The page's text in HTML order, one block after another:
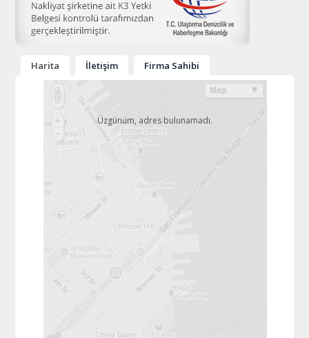
Harita İletişim Firma Sahibi
Üzgünüm, adres bulunamadı.